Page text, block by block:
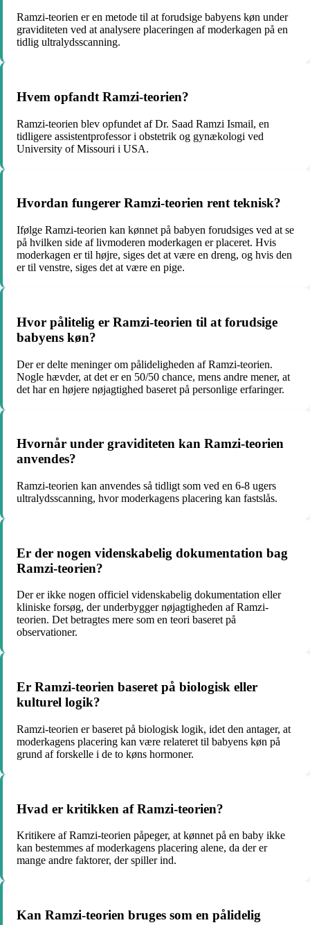
Ramzi-teorien er en metode til at forudsige babyens køn under
graviditeten ved at analysere placeringen af moderkagen på en
tidlig ultralydsscanning.
Hvem opfandt Ramzi-teorien?
Ramzi-teorien blev opfundet af Dr. Saad Ramzi Ismail, en
tidligere assistentprofessor i obstetrik og gynækologi ved
University of Missouri i USA.
Hvordan fungerer Ramzi-teorien rent teknisk?
Ifølge Ramzi-teorien kan kønnet på babyen forudsiges ved at se
på hvilken side af livmoderen moderkagen er placeret. Hvis
moderkagen er til højre, siges det at være en dreng, og hvis den
er til venstre, siges det at være en pige.
Hvor pålitelig er Ramzi-teorien til at forudsige
babyens køn?
Der er delte meninger om pålideligheden af Ramzi-teorien.
Nogle hævder, at det er en 50/50 chance, mens andre mener, at
det har en højere nøjagtighed baseret på personlige erfaringer.
Hvornår under graviditeten kan Ramzi-teorien
anvendes?
Ramzi-teorien kan anvendes så tidligt som ved en 6-8 ugers
ultralydsscanning, hvor moderkagens placering kan fastslås.
Er der nogen videnskabelig dokumentation bag
Ramzi-teorien?
Der er ikke nogen officiel videnskabelig dokumentation eller
kliniske forsøg, der underbygger nøjagtigheden af Ramzi-
teorien. Det betragtes mere som en teori baseret på
observationer.
Er Ramzi-teorien baseret på biologisk eller
kulturel logik?
Ramzi-teorien er baseret på biologisk logik, idet den antager, at
moderkagens placering kan være relateret til babyens køn på
grund af forskelle i de to køns hormoner.
Hvad er kritikken af Ramzi-teorien?
Kritikere af Ramzi-teorien påpeger, at kønnet på en baby ikke
kan bestemmes af moderkagens placering alene, da der er
mange andre faktorer, der spiller ind.
Kan Ramzi-teorien bruges som en pålidelig